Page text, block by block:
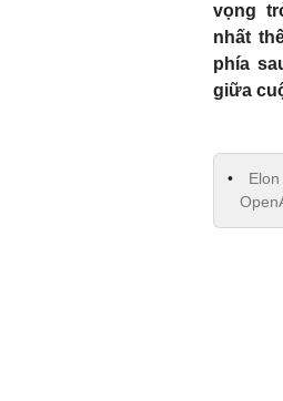
vọng
nhất
phía
giữa